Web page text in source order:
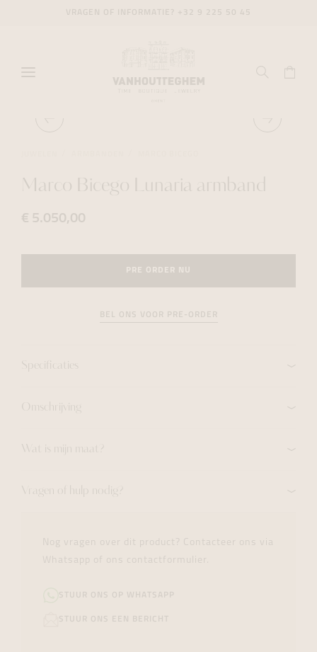
Marco Bicego Lunaria armband
€ 5.050,00
PRE ORDER NU
BEL ONS VOOR PRE-ORDER
Specificaties
Omschrijving
Wat is mijn maat?
Vragen of hulp nodig?